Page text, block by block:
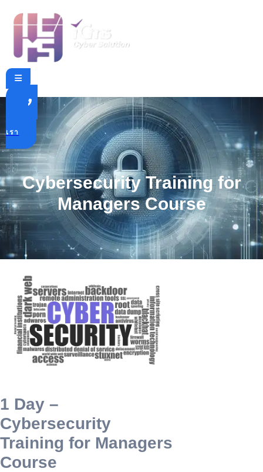
เรา
Cybersecurity Training for
Managers Course
1 Day –
Cybersecurity
Training for Managers
Course